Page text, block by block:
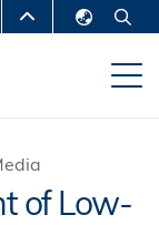
A-Z
AT HKUST
of Low-